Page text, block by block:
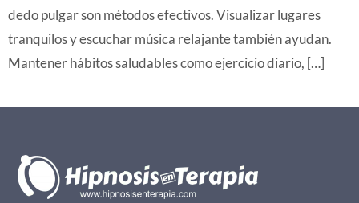
dedo pulgar son métodos efectivos. Visualizar lugares
tranquilos y escuchar música relajante también ayudan.
Mantener hábitos saludables como ejercicio diario, […]